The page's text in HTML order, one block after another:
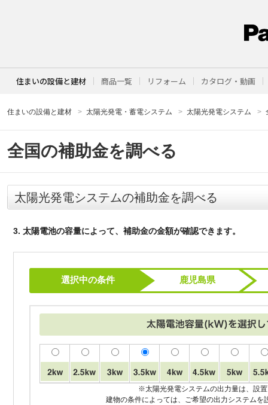
住まいの設備と建材 商品一覧 リフォーム カタログ・動画
住まいの設備と建材 太陽光発電・蓄電システム 太陽光発電システム
全国の補助金を調べる
太陽光発電システムの補助金を調べる
3. 太陽電池の容量によって、補助金の金額が確認できます。
選択中の条件 鹿児島県
※太陽光発電システムの出力量は、設
建物の条件によっては、ご希望の出力システムを